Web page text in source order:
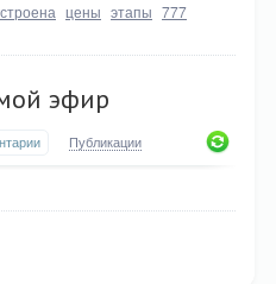
цены этапы 777
эфир
Публикации